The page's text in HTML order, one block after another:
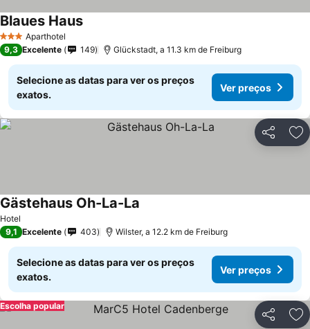
3 EstrelasAparthotel
Blaues Haus
9,3 Excelente 149 Glückstadt, a 11.3 km de Freiburg
Selecione as datas para ver os preços
exatos.
Ver preços
Partilhar
Hotel
Gästehaus Oh-La-La
9,1 Excelente 403 Wilster, a 12.2 km de Freiburg
Selecione as datas para ver os preços
exatos.
Ver preços
Partilhar
Escolha popular